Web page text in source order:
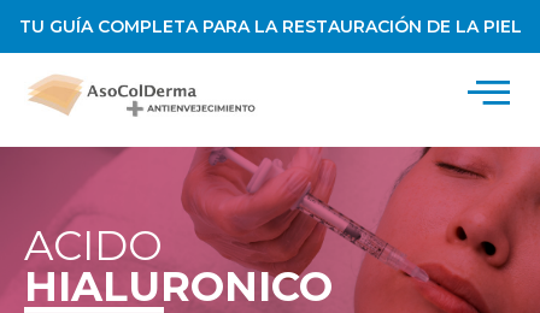
TU GUÍA COMPLETA PARA LA RESTAURACIÓN DE LA PIEL
ACIDO
HIALURONICO